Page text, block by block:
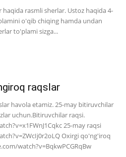
rasmli sherlar. Ustoz haqida 4-
o'qib chiqing hamda undan
to'plami sizga...
raqslar
havola etamiz. 25-may bitiruvchilar
uchun.Bitiruvchilar raqsi.
25-may raqsi
Oxirgi qo'ng'iroq
watch?v=BqkwPCGRqBw